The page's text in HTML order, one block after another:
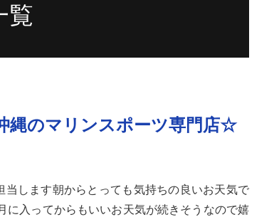
覧
縄のマリンスポーツ専門店☆
当します朝からとっても気持ちの良いお天気で
に入ってからもいいお天気が続きそうなので嬉